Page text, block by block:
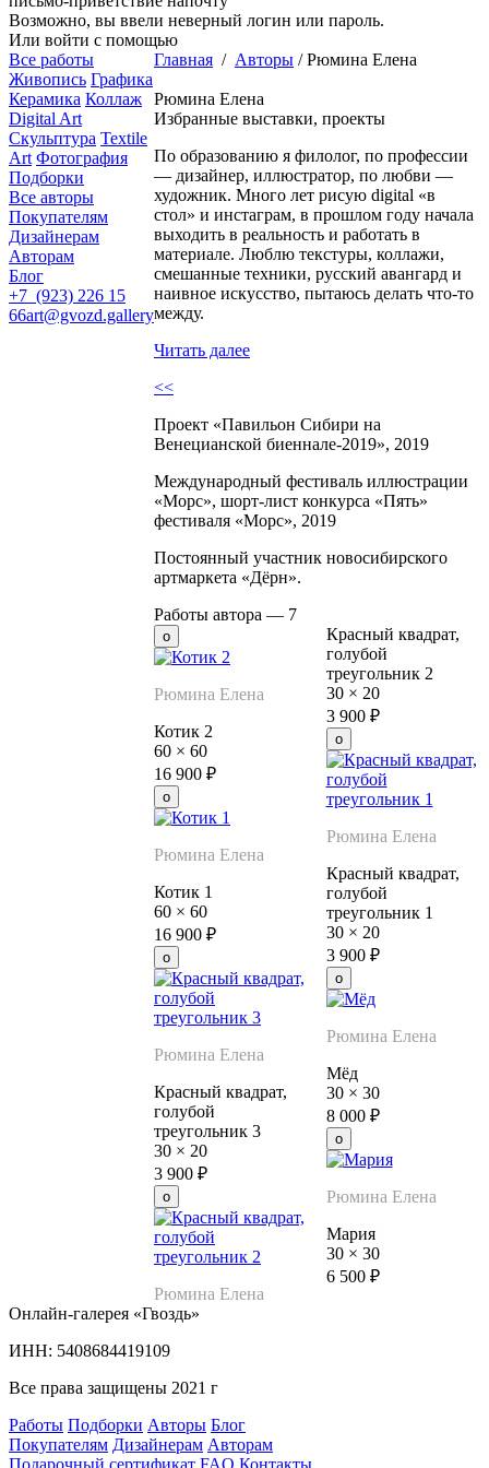
Возможно, вы ввели неверный логин или пароль.
Или войти с помощью
Все работы
Живопись Графика
Керамика Коллаж
Digital Art
Скульптура Textile
Art Фотография
Подборки
Все авторы
Покупателям
Дизайнерам
Авторам
Блог
+7 (923) 226 15
66art@gvozd.gallery
Главная / Авторы / Рюмина Елена
Рюмина Елена
Избранные выставки, проекты
По образованию я филолог, по профессии
— дизайнер, иллюстратор, по любви —
художник. Много лет рисую digital «в
стол» и инстаграм, в прошлом году начала
выходить в реальность и работать в
материале. Люблю текстуры, коллажи,
смешанные техники, русский авангард и
наивное искусство, пытаюсь делать что-то
между.
Читать далее
<<
Проект «Павильон Сибири на
Венецианской биеннале-2019», 2019
Международный фестиваль иллюстрации
«Морс», шорт-лист конкурса «Пять»
фестиваля «Морс», 2019
Постоянный участник новосибирского
артмаркета «Дёрн».
Работы автора — 7
Рюмина Елена
Котик 2
60 × 60
16 900 ₽
Рюмина Елена
Котик 1
60 × 60
16 900 ₽
Рюмина Елена
Красный квадрат,
голубой
треугольник 3
30 × 20
3 900 ₽
Рюмина Елена
Красный квадрат,
голубой
треугольник 2
30× 20
3 900 ₽
Рюмина Елена
Красный квадрат,
голубой
треугольник 1
30× 20
3 900 ₽
Рюмина Елена
Мёд
30× 30
8 000 ₽
Рюмина Елена
Мария
30× 30
6 500 ₽
Онлайн-галерея «Гвоздь»
ИНН: 5408684419109
Все права защищены 2021 г
Работы Подборки Авторы Блог
Покупателям Дизайнерам Авторам